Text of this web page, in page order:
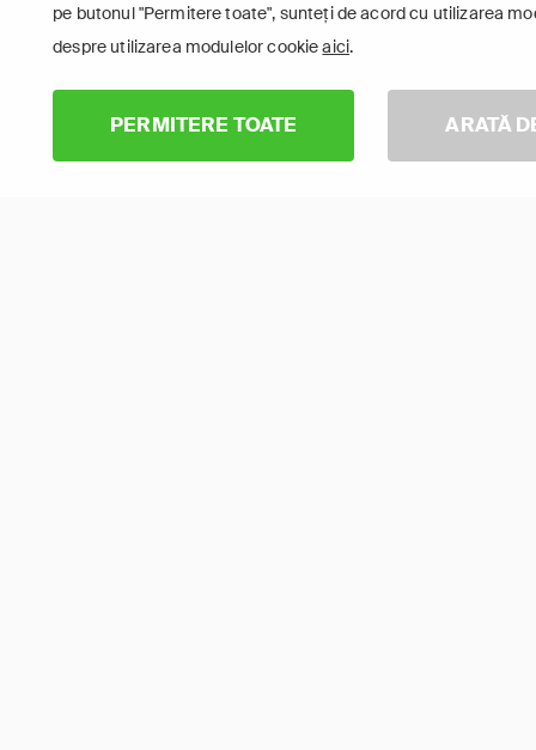
pe butonul "Permitere toate", sunteți de acord cu utilizarea
despre utilizarea modulelor cookieaici.
PERMITERE TOATE ARATĂ